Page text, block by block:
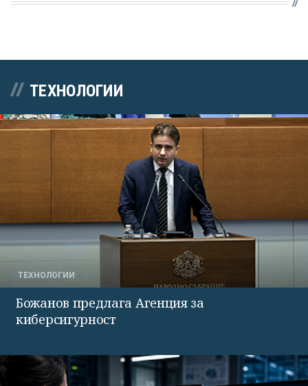
ТЕХНОЛОГИИ
ТЕХНОЛОГИИ
Божанов предлага Агенция за
киберсигурност